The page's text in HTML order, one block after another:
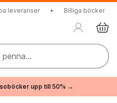
leveranser • Billiga böcker
upp till 50% →